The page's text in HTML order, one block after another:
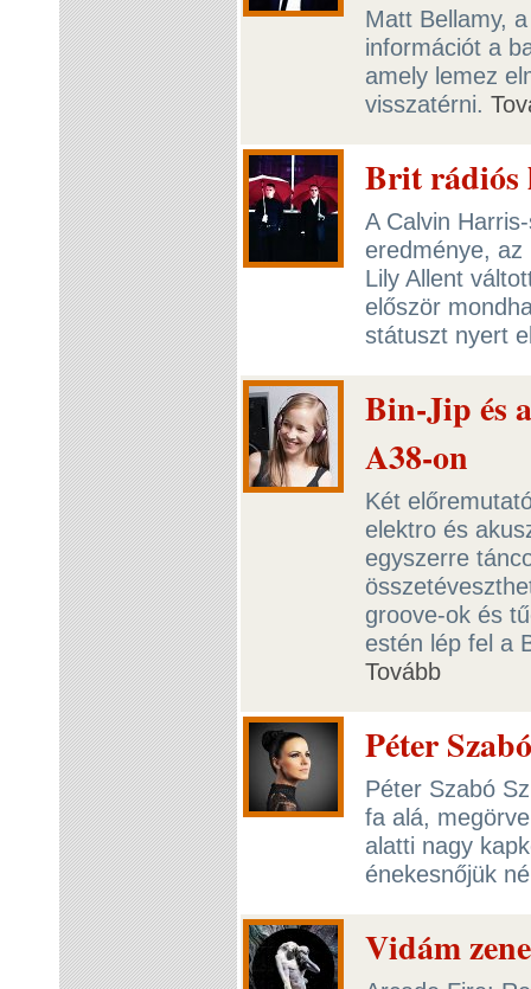
Matt Bellamy,
információt a
amely lemez
visszatérni.
Brit rádiós
A Calvin
eredménye,
Lily Allent
először
státuszt nyert
Bin-Jip és
A38-on
Két
elektro és
egyszerre
groove-ok és
estén lép fel a
Tovább
Péter
Péter Szabó
fa alá,
alatti nagy
énekesnőjük
Vidám